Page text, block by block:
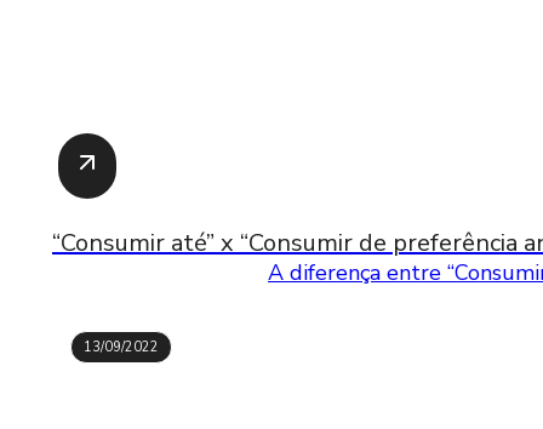
“Consumir até” x “Consumir de preferência
A diferença entre
13/09/2022